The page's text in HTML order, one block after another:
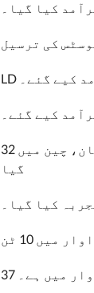
کیا گیا۔
چانگشا، ہنان، چین میں 32T LD سنگل گرڈر اوور ہیڈ کرین کو کامیابی سے پہنچایا اور انسٹال کیا
گیا
کیا گیا۔
میں ہے۔